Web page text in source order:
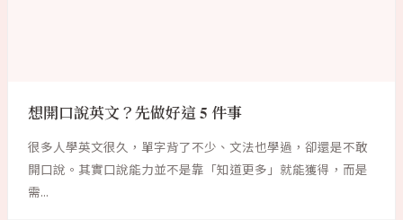
想開口說英文？先做好這 5 件事
很多人學英文很久，單字背了不少、文法也學過，卻還是不敢
開口說。其實口說能力並不是靠「知道更多」就能獲得，而是
需...